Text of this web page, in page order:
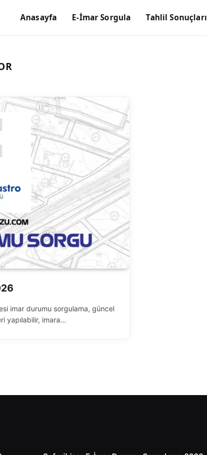
Anasayfa E-İmar Sorgula Tahlil Sonuçları
imar durumu sorgulama, güncel
yapılabilir, imara…